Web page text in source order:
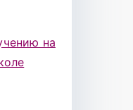
на